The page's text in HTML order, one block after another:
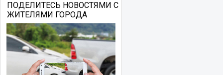
ПОДЕЛИТЕСЬ НОВОСТЯМИ С
ЖИТЕЛЯМИ ГОРОДА